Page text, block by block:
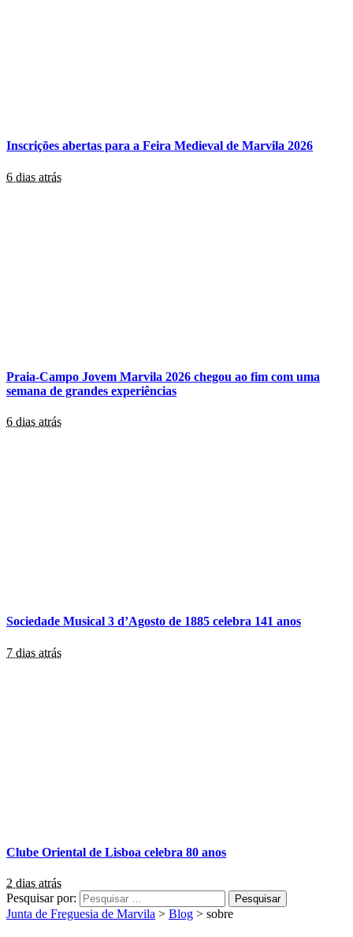
Inscrições abertas para a Feira Medieval de Marvila 2026
6 dias atrás
Praia-Campo Jovem Marvila 2026 chegou ao fim com uma
semana de grandes experiências
6 dias atrás
Sociedade Musical 3 d’Agosto de 1885 celebra 141 anos
7 dias atrás
Clube Oriental de Lisboa celebra 80 anos
2 dias atrás
Pesquisar por:
Junta de Freguesia de Marvila > Blog > sobre